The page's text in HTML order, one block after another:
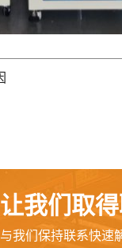
让我们取
与我们保持联系快速